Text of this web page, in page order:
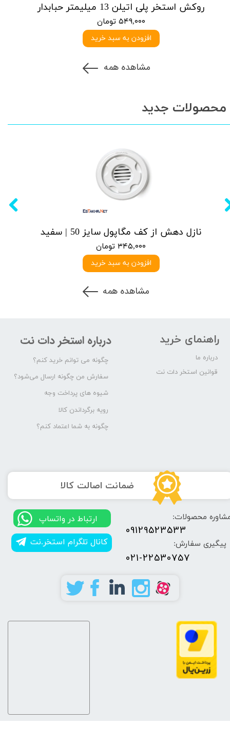
روکش استخر پلی اتیلن 13 میلیمتر حبابدار
۵۴۹,۰۰۰ تومان
افزودن به سبد خرید
مشاهده همه
نازل دهش از کف مگاپول سایز 50 | سفید
۳۴۵,۰۰۰ تومان
افزودن به سبد خرید
محصولات جدید
مشاهده همه
راهنمای خرید درباره استخر دات نت
درباره ما
قوانین استخر دات نت
چگونه می توانم خرید کنم؟
سفارش من چگونه ارسال می‌شود؟
شیوه های پرداخت وجه
رویه برگرداندن کالا
چگونه به شما اعتماد کنم؟
پیگیری سفارش:
021-22530757
کانال تلگرام استخر.نت
محصولات:
09129523533
​​ارتباط در واتساپ
​ضمانت اصالت کالا